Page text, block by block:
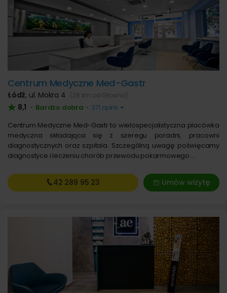
Centrum Medyczne Med-Gastr
Łódź, ul. Mokra 4 (28 km od Głowno)
8,1 • Bardzo dobra • 371 opinii
Centrum Medyczne Med-Gastr to wielospecjalistyczna placówka
medyczna składająca się z szeregu poradni, pracowni
diagnostycznych oraz szpitala. Szczególną uwagę poświęcamy
diagnostyce i leczeniu chorób przewodu pokarmowego.…
Umów wizytę
42 289 95 23